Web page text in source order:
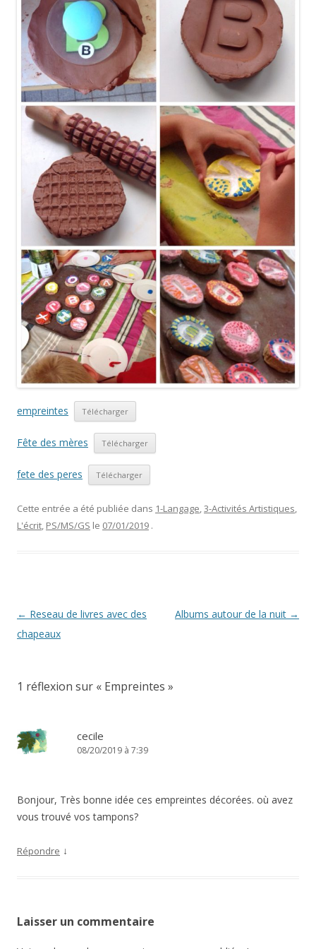
empreintes Télécharger
Fête des mères Télécharger
fete des peres Télécharger
Cette entrée a été publiée dans 1-Langage,3-Activités Artistiques,
L'écrit, PS/MS/GS le 07/01/2019 .
Navigation
des
← Reseau de livres avec des
chapeaux
Albums autour de la nuit →
1 réflexion sur « Empreintes »
cecile
08/20/2019 à 7:39
Bonjour, Très bonne idée ces empreintes décorées. où avez
vous trouvé vos tampons?
Répondre ↓
Laisser un commentaire